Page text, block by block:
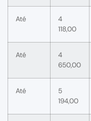
Até
4
118,00
Até
4
650,00
Até
5
194,00